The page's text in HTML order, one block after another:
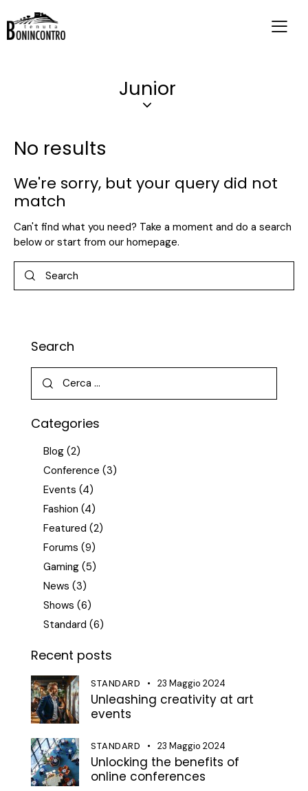
Junior
No results
We're sorry, but your query did not
match
Can't find what you need? Take a moment and do a search
below or start from our homepage.
Search
Categories
Blog (2)
Conference (3)
Events (4)
Fashion (4)
Featured (2)
Forums (9)
Gaming (5)
News (3)
Shows (6)
Standard (6)
Recent posts
STANDARD 23 Maggio 2024
Unleashing creativity at art
events
STANDARD 23 Maggio 2024
Unlocking the benefits of
online conferences